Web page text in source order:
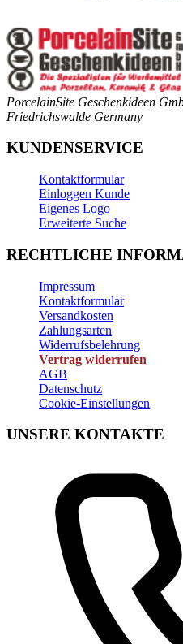
PorcelainSite Geschenkideen
Friedrichswalde Germany
KUNDENSERVICE
Kontaktformular
Einloggen Kunde
Eigenes Logo
Erweiterte Suche
RECHTLICHE
Impressum
Kontaktformular
Versandkosten
Zahlungsarten
Widerrufsbelehrung
Vertrag widerrufen
AGB
Datenschutz
Cookie-Einstellungen
UNSERE KONTAKTE